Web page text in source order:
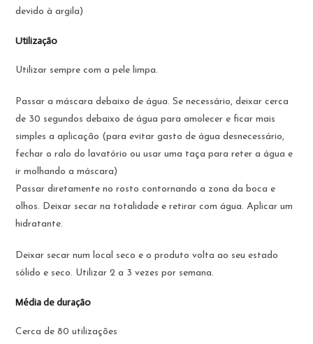
devido à argila)
Utilização
Utilizar sempre com a pele limpa.
Passar a máscara debaixo de água. Se necessário, deixar cerca
de 30 segundos debaixo de água para amolecer e ficar mais
simples a aplicação (para evitar gasto de água desnecessário,
fechar o ralo do lavatório ou usar uma taça para reter a água e
ir molhando a máscara)
Passar diretamente no rosto contornando a zona da boca e
olhos. Deixar secar na totalidade e retirar com água. Aplicar um
hidratante.
Deixar secar num local seco e o produto volta ao seu estado
sólido e seco. Utilizar 2 a 3 vezes por semana.
Média de duração
Cerca de 80 utilizações